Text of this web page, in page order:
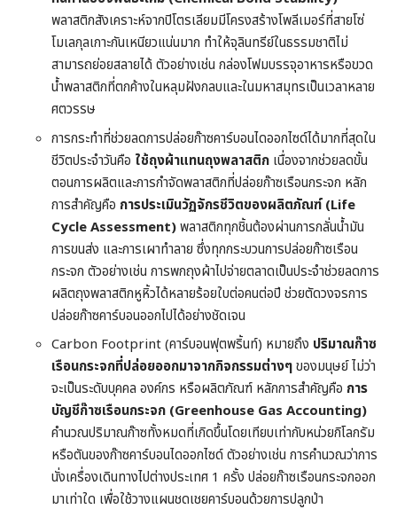
พลาสติกสังเคราะห์จากปิโตรเลียมมีโครงสร้างโพลีเมอร์ที่สายโซ่
โมเลกุลเกาะกันเหนียวแน่นมาก ทำให้จุลินทรีย์ในธรรมชาติไม่
สามารถย่อยสลายได้ ตัวอย่างเช่น กล่องโฟมบรรจุอาหารหรือขวด
น้ำพลาสติกที่ตกค้างในหลุมฝังกลบและในมหาสมุทรเป็นเวลาหลาย
ศตวรรษ
การกระทำที่ช่วยลดการปล่อยก๊าซคาร์บอนไดออกไซด์ได้มากที่สุดใน
ชีวิตประจำวันคือ ใช้ถุงผ้าแทนถุงพลาสติกเนื่องจากช่วยลดขั้น
ตอนการผลิตและการกำจัดพลาสติกที่ปล่อยก๊าซเรือนกระจก หลัก
การสำคัญคือ การประเมินวัฏจักรชีวิตของผลิตภัณฑ์ (Life
Cycle Assessment)พลาสติกทุกชิ้นต้องผ่านการกลั่นน้ำมัน
การขนส่ง และการเผาทำลาย ซึ่งทุกกระบวนการปล่อยก๊าซเรือน
กระจก ตัวอย่างเช่น การพกถุงผ้าไปจ่ายตลาดเป็นประจำช่วยลดการ
ผลิตถุงพลาสติกหูหิ้วได้หลายร้อยใบต่อคนต่อปี ช่วยตัดวงจรการ
ปล่อยก๊าซคาร์บอนออกไปได้อย่างชัดเจน
Carbon Footprint (คาร์บอนฟุตพริ้นท์) หมายถึง ปริมาณก๊าซ
เรือนกระจกที่ปล่อยออกมาจากกิจกรรมต่างๆของมนุษย์ ไม่ว่า
จะเป็นระดับบุคคล องค์กร หรือผลิตภัณฑ์ หลักการสำคัญคือ การ
บัญชีก๊าซเรือนกระจก (Greenhouse Gas Accounting)
คำนวณปริมาณก๊าซทั้งหมดที่เกิดขึ้นโดยเทียบเท่ากับหน่วยกิโลกรัม
หรือตันของก๊าซคาร์บอนไดออกไซด์ ตัวอย่างเช่น การคำนวณว่าการ
นั่งเครื่องเดินทางไปต่างประเทศ 1 ครั้ง ปล่อยก๊าซเรือนกระจกออก
มาเท่าใด เพื่อใช้วางแผนชดเชยคาร์บอนด้วยการปลูกป่า